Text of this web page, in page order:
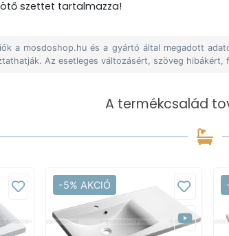
szettet tartalmazza!
a mosdoshop.hu és a gyártó által megadott
Az esetleges változásért, szöveg hibákért,
A termékcsalád
-5% AKCIÓ